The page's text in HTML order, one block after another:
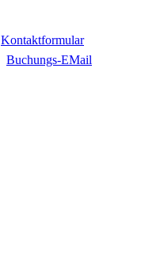
Kontaktformular
Buchungs-EMail